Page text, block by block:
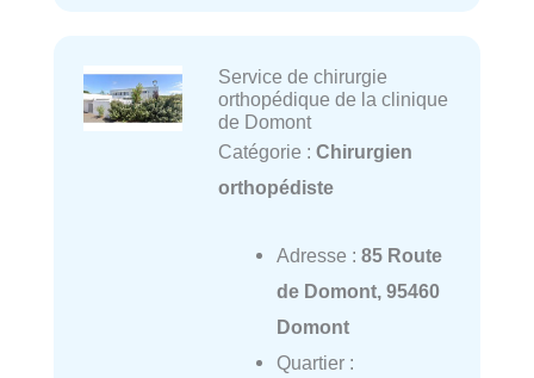
Service de chirurgie
orthopédique de la clinique
de Domont
Catégorie : Chirurgien
orthopédiste
Adresse : 85 Route
de Domont, 95460
Domont
Quartier :